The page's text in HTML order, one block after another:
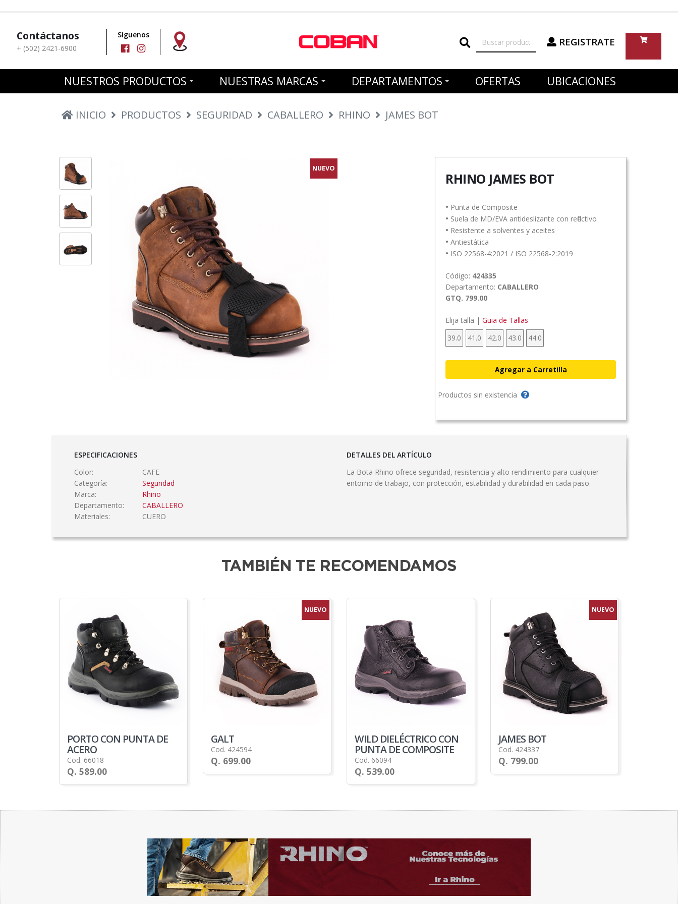
Contáctanos
+ (502) 2421-6900
Síguenos
REGISTRATE
NUESTROS PRODUCTOS NUESTRAS MARCAS DEPARTAMENTOS OFERTAS UBICACIONES
INICIO PRODUCTOS SEGURIDAD CABALLERO RHINO JAMES BOT
NUEVO
RHINO JAMES BOT
• Punta de Composite
• Suela de MD/EVA antideslizante con reflectivo
• Resistente a solventes y aceites
• Antiestática
• ISO 22568-4:2021 / ISO 22568-2:2019
Código: 424335
Departamento: CABALLERO
GTQ. 799.00
Elija talla | Guia de Tallas
39.0
41.0 42.0 43.0 44.0
Productos sin existencia
ESPECIFICACIONES
Color:
CAFE
Categoría:
Seguridad
Marca:
Rhino
Departamento:
CABALLERO
Materiales:
CUERO
DETALLES DEL ARTÍCULO
La Bota Rhino ofrece seguridad, resistencia y alto rendimiento para cualquier
entorno de trabajo, con protección, estabilidad y durabilidad en cada paso.
TAMBIÉN TE RECOMENDAMOS
PORTO CON PUNTA DE
ACERO
Cod. 66018
Q. 589.00
NUEVO
GALT
Cod. 424594
Q. 699.00
WILD DIELÉCTRICO CON
PUNTA DE COMPOSITE
Cod. 66094
Q. 539.00
NUEVO
JAMES BOT
Cod. 424337
Q. 799.00